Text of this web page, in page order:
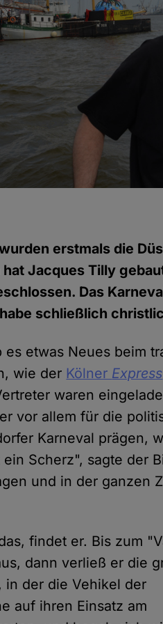
erstmals die
Jacques Tilly
Das
schließlich
es etwas Neues beim
wie der Kölner Express
waren
vor allem für die
Karneval prägen,
ein Scherz", sagte der
und in der ganzen
findet er. Bis zum
dann verließ er die
in der die Vehikel der
auf ihren Einsatz am